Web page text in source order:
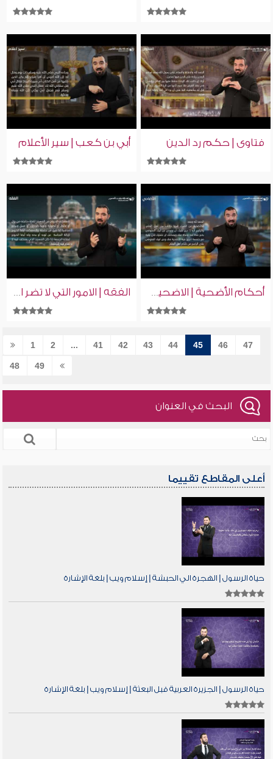
فتاوى | حكم رد الدين أبي بن كعب | سير الأعلام
أحكام الأضحية | الاضحية عن الميت الفقه | الامور التي لا تضر الاعتكاف
1 2 ... 41 42 43 44 45 46 47
48 49
البحث في العنوان
أعلى المقاطع تقييما
حياة الرسول | الهجرة الي الحبشة | إسلام ويب | بلغة الإشارة
حياة الرسول | الجزيرة العربية قبل البعثة | إسلام ويب | بلغة الإشارة